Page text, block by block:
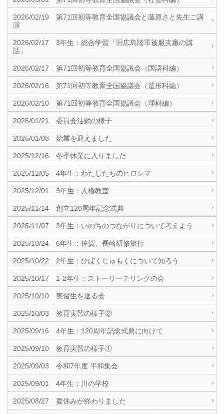
2026/02/19 第71回初等教育全国協議会と藤原さと先生ご講
演
2026/02/17 3年生：総合学習「旧広島陸軍被服支廠の講
話」
2026/02/17 第71回初等教育全国協議会（国語科編）
2026/02/16 第71回初等教育全国協議会（造形科編）
2026/02/10 第71回初等教育全国協議会（理科編）
2026/01/21 委員会活動の様子
2026/01/08 始業を迎えました
2025/12/16 冬季休業に入りました
2025/12/05 4年生：わたしたちのヒロシマ
2025/12/01 3年生：人権教室
2025/11/14 創立120周年記念式典
2025/11/07 3年生：いのちのつながりについて考えよう
2025/10/24 6年生：佐賀、長崎研修旅行
2025/10/22 2年生：ひばくじゅもくについて知ろう
2025/10/17 1-2年生：ストーリーテリングの会
2025/10/10 実習生を送る会
2025/10/03 教育実習の様子②
2025/09/16 4年生：120周年記念式典に向けて
2025/09/10 教育実習の様子①
2025/09/03 令和7年度 平和集会
2025/09/01 4年生：川の学校
2025/08/27 夏休みが終わりました